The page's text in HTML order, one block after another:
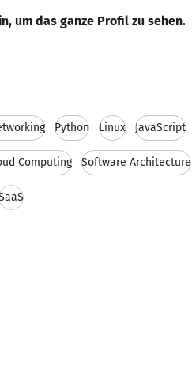
um das ganze Profil zu sehen.
Python Linux JavaScript
Computing Software Architecture